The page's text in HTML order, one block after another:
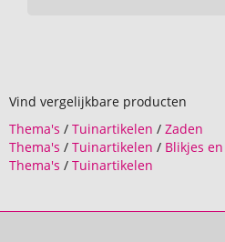
Vind vergelijkbare producten
Thema's / Tuinartikelen / Zaden
Thema's / Tuinartikelen / Blikjes
Thema's / Tuinartikelen